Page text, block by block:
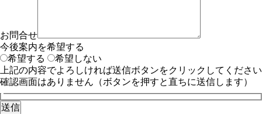
お問合せ
今後案内を希望する
希望する
希望しない
上記の内容でよろしければ送信ボタンをクリックしてください
確認画面はありません（ボタンを押すと直ちに送信します）